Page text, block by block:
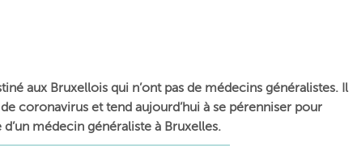
aux Bruxellois qui n’ont pas de médecins généralistes. Il
coronavirus et tend aujourd’hui à se pérenniser pour
médecin généraliste à Bruxelles.